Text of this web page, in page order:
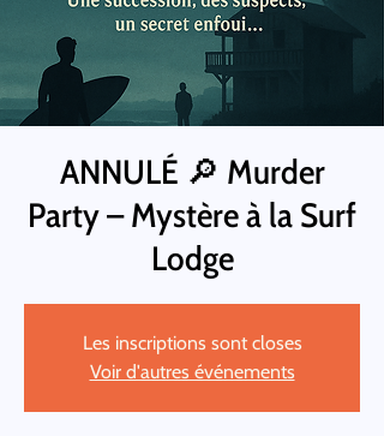
ANNULÉ 🔎 Murder
Party – Mystère à la Surf
Lodge
Les inscriptions sont closes
Voir d'autres événements